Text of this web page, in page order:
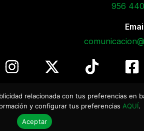
956
| Política de Calidad | Uso de
© 2026 OPP72 Conil
relacionada con tus preferencias en
y configurar tus preferencias AQUÍ.
Aceptar